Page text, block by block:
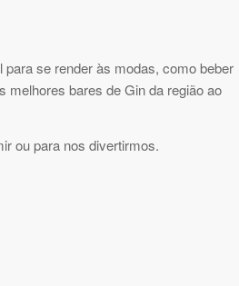
se render às modas, como beber
melhores bares de Gin da região ao
ou para nos divertirmos.